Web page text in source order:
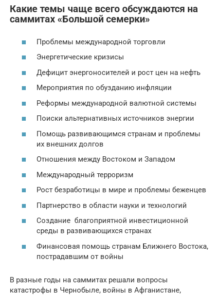
Какие темы чаще всего обсуждаются на
саммитах «Большой семерки»
Проблемы международной торговли
Энергетические кризисы
Дефицит энергоносителей и рост цен на нефть
Мероприятия по обузданию инфляции
Реформы международной валютной системы
Поиски альтернативных источников энергии
Помощь развивающимся странам и проблемы
их внешних долгов
Отношения между Востоком и Западом
Международный терроризм
Рост безработицы в мире и проблемы беженцев
Партнерство в области науки и технологий
Создание благоприятной инвестиционной
среды в развивающихся странах
Финансовая помощь странам Ближнего Востока,
пострадавшим от войны
В разные годы на саммитах решали вопросы
катастрофы в Чернобыле, войны в Афганистане,